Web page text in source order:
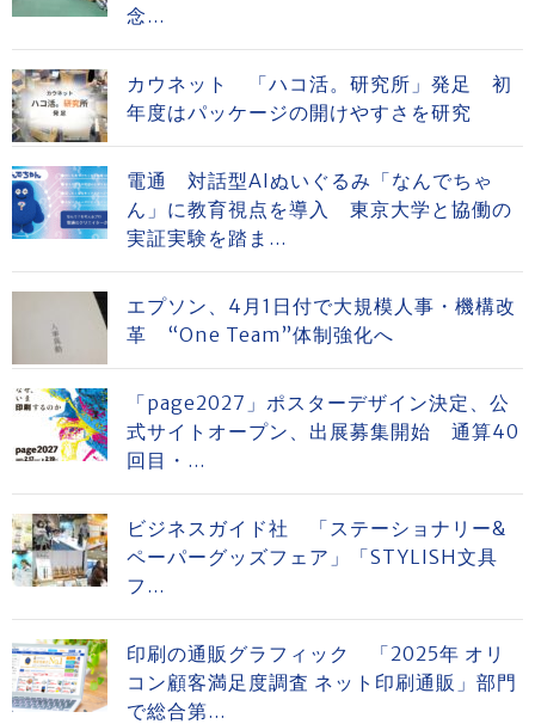
念...
カウネット 「ハコ活。研究所」発足 初
年度はパッケージの開けやすさを研究
電通 対話型AIぬいぐるみ「なんでちゃ
ん」に教育視点を導入 東京大学と協働の
実証実験を踏ま...
エプソン、4月1日付で大規模人事・機構改
革 “One Team”体制強化へ
「page2027」ポスターデザイン決定、公
式サイトオープン、出展募集開始 通算40
回目・...
ビジネスガイド社 「ステーショナリー&
ペーパーグッズフェア」「STYLISH文具
フ...
印刷の通販グラフィック 「2025年 オリ
コン顧客満足度調査 ネット印刷通販」部門
で総合第...